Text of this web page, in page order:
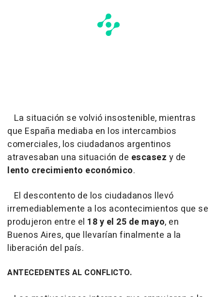
La situación se volvió insostenible, mientras
que España mediaba en los intercambios
comerciales, los ciudadanos argentinos
atravesaban una situación de escasez y de
lento crecimiento económico.
El descontento de los ciudadanos llevó
irremediablemente a los acontecimientos que se
produjeron entre el 18 y el 25 de mayo, en
Buenos Aires, que llevarían finalmente a la
liberación del país.
ANTECEDENTES AL CONFLICTO.